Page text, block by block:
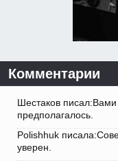
Комментарии
Шестаков
предполагалось.
Polishhuk
уверен.